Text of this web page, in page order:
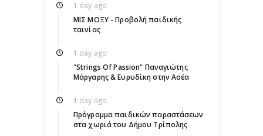
1 day ago
ΜΙΣ ΜΟΞΥ - Προβολή παιδικής
ταινίας
1 day ago
"Strings Of Passion" Παναγιώτης
Μάργαρης & Ευρυδίκη στην Ασέα
1 day ago
Πρόγραμμα παιδικών παραστάσεων
στα χωριά του Δήμου Τρίπολης